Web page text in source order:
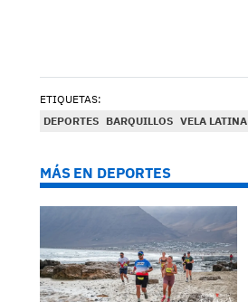
ETIQUETAS:
DEPORTES BARQUILLOS VELA LATINA
MÁS EN DEPORTES